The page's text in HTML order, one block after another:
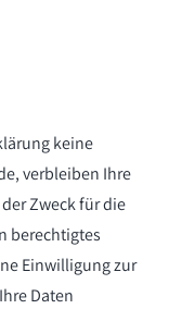
keine
verbleiben Ihre
Zweck für die
berechtigtes
Einwilligung zur
Daten